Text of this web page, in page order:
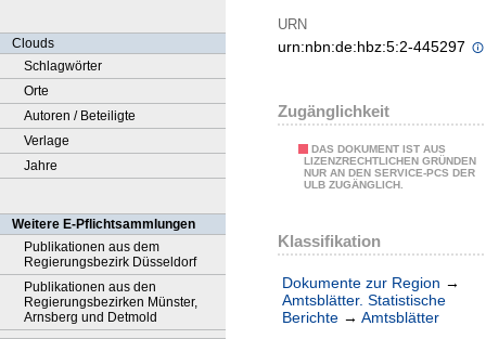
Clouds
Schlagwörter
Orte
Autoren / Beteiligte
Verlage
Jahre
Weitere E-Pflichtsammlungen
Publikationen aus dem
Regierungsbezirk Düsseldorf
Publikationen aus den
Regierungsbezirken Münster,
Arnsberg und Detmold
URN
urn:nbn:de:hbz:5:2-445297
Zugänglichkeit
DAS DOKUMENT IST AUS
LIZENZRECHTLICHEN GRÜNDEN
NUR AN DEN SERVICE-PCS DER
ULB ZUGÄNGLICH.
Klassifikation
Dokumente zur Region →
Amtsblätter. Statistische
Berichte → Amtsblätter